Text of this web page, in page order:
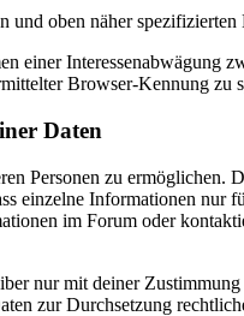
und oben näher
einer Interessenabwägung
Browser-Kennung
Daten
Personen zu
einzelne Informationen
im Forum oder
nur mit deiner
zur Durchsetzung